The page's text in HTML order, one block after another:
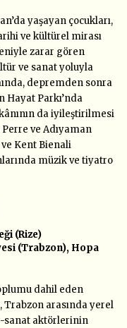
yaşayan çocukları,
ve kültürel mirası
zarar gören
ve sanat yoluyla
depremden sonra
Parkı’nda
da iyileştirilmesi
ve Adıyaman
ve Kent Bienali
müzik ve tiyatro
(Rize)
(Trabzon), Hopa
dahil eden
Trabzon arasında yerel
sanat aktörlerinin